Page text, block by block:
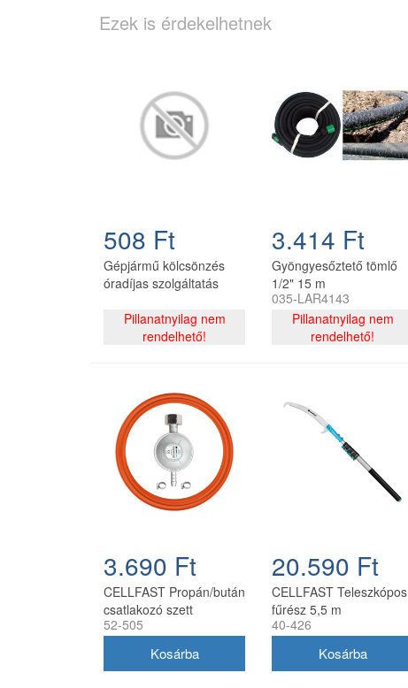
Ezek is érdekelhetnek
508 Ft
Gépjármű kölcsönzés
óradíjas szolgáltatás
Pillanatnyilag nem
rendelhető!
3.414 Ft
Gyöngyesőztető tömlő
1/2" 15 m
szerelvényekkel CH
035-LAR4143
Pillanatnyilag nem
rendelhető!
3.690 Ft
CELLFAST Propán/bután
csatlakozó szett
52-505
20.590 Ft
CELLFAST Teleszkópos
fűrész 5,5 m
40-426